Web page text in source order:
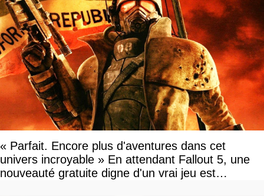
« Parfait. Encore plus d'aventures dans cet
univers incroyable » En attendant Fallout 5, une
nouveauté gratuite digne d'un vrai jeu est